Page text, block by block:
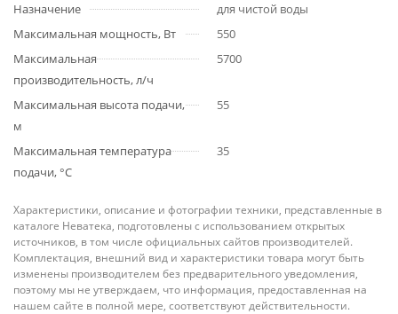
Назначение
для чистой воды
Максимальная мощность, Вт
550
Максимальная
производительность, л/ч
5700
Максимальная высота подачи,
м
55
Максимальная температура
подачи, °С
35
Характеристики, описание и фотографии техники, представленные в
каталоге Неватека, подготовлены с использованием открытых
источников, в том числе официальных сайтов производителей.
Комплектация, внешний вид и характеристики товара могут быть
изменены производителем без предварительного уведомления,
поэтому мы не утверждаем, что информация, предоставленная на
нашем сайте в полной мере, соответствуют действительности.